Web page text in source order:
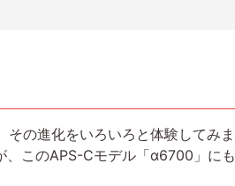
の進化をいろいろと体験してみま
、このAPS-Cモデル「α6700」にも